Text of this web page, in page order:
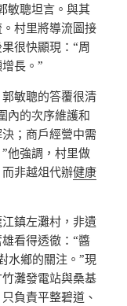
敏聰坦言。與其
村里將導流圖接
很快顯現：“周
長。”
敏聰的答覆很清
內的次序維護和
；商戶經營中需
他強調，村里做
非越俎代辦健康
鎮左灘村，非遺
看得透徹：“醬
水鄉的關注。”現
灘發電站與桑基
負責平整碧道、